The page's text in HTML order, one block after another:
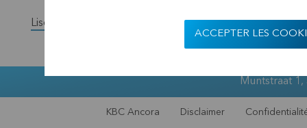
Lisez la version complète du communiqué de presse.
Muntstraat
KBC Ancora Disclaimer
ACCEPTER LES